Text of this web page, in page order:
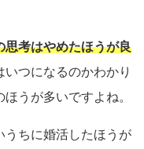
思考はやめたほうが良
つになるのかわかり
うが多いですよね。
うちに婚活したほうが